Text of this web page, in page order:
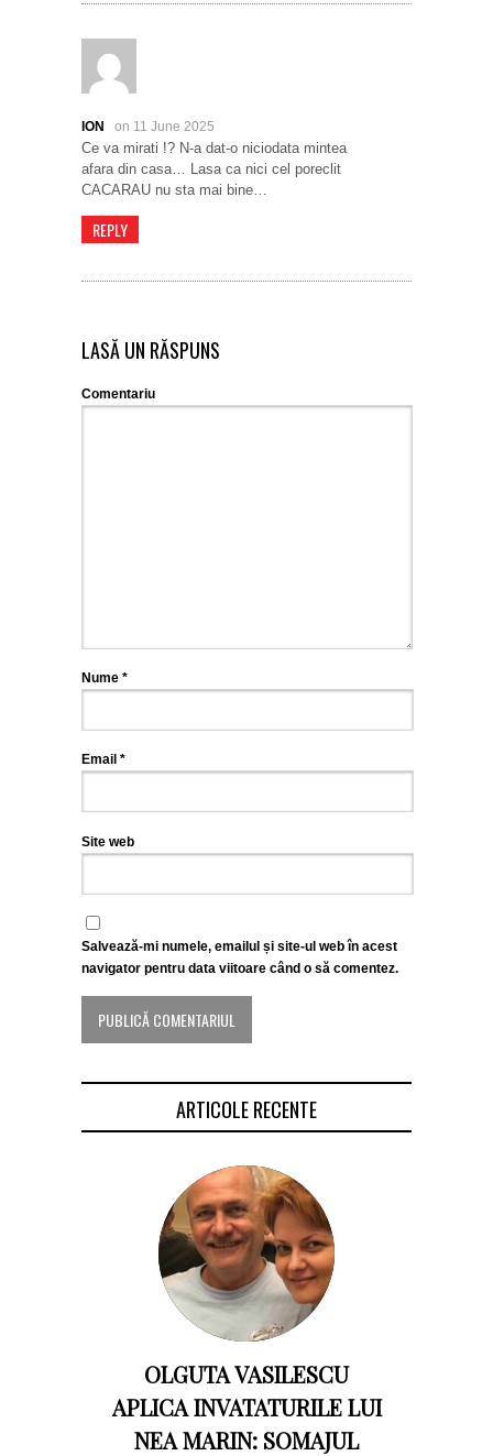
ION on 11 June 2025
Ce va mirati !? N-a dat-o niciodata mintea
afara din casa… Lasa ca nici cel poreclit
CACARAU nu sta mai bine…
REPLY
LASĂ UN RĂSPUNS
Comentariu
Nume *
Email *
Site web
Salvează-mi numele, emailul și site-ul web în acest
navigator pentru data viitoare când o să comentez.
ARTICOLE RECENTE
OLGUTA VASILESCU
APLICA INVATATURILE LUI
NEA MARIN: SOMAJUL